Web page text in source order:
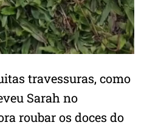
travessuras, como
Sarah no
roubar os doces do